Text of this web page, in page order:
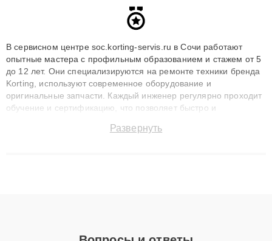
В сервисном центре soc.korting-servis.ru в Сочи работают
опытные мастера с профильным образованием и стажем от 5
до 12 лет. Они специализируются на ремонте техники бренда
Korting, используют современное оборудование и
оригинальные запчасти. Каждый инженер регулярно проходит
обучение и сертификацию, что позволяет быстро и
сохранением гарантии до 3 лет. Наши мастера решают
Развернуть